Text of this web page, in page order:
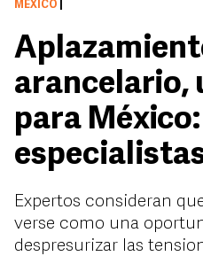
MÉXICO
arancelario,
para México:
Expertos consideran
verse como una
despresurizar las